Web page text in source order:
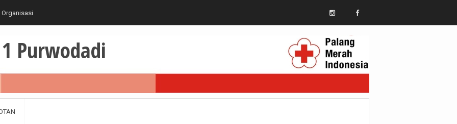
Organisasi
Purwodadi